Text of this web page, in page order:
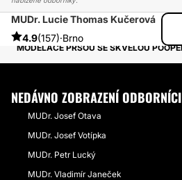
MUDr. Lucie Thomas Kučerová
4.9(157)·Brno
ESTHETICON
PŘÍBĚHY
PŘÍBĚHY TÝKAJÍCÍ SE ZÁKROKU
MODELACE PRSOU SE SKVĚLOU
NEDÁVNO ZOBRAZENÍ ODBORNÍCI
MUDr. Josef Otava
MUDr. Josef Votípka
MUDr. Petr Lucký
MUDr. Vladimír Janeček